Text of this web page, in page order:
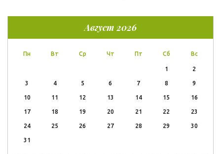
Август 2026
Пн Вт Ср Чт Пт Сб Вс
1 2
3 4 5 6 7 8 9
10 11 12 13 14 15 16
17 18 19 20 21 22 23
24 25 26 27 28 29 30
31